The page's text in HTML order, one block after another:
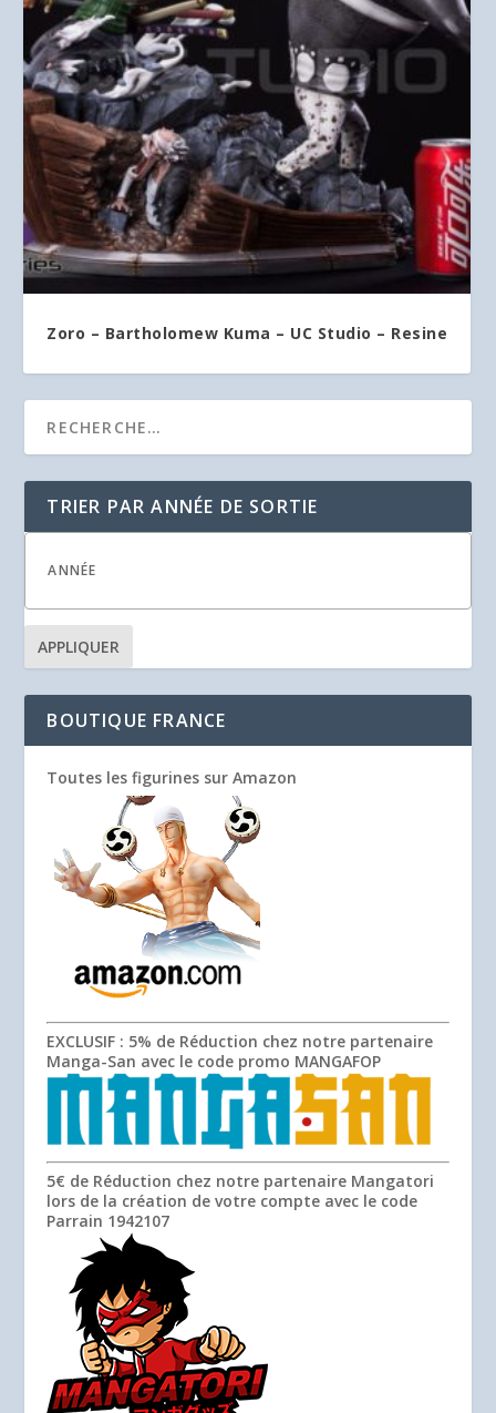
Zoro – Bartholomew Kuma – UC Studio – Resine
TRIER PAR ANNÉE DE SORTIE
APPLIQUER
BOUTIQUE FRANCE
Toutes les figurines sur Amazon
EXCLUSIF : 5% de Réduction chez notre partenaire
Manga-San avec le code promo MANGAFOP
5€ de Réduction chez notre partenaire Mangatori
lors de la création de votre compte avec le code
Parrain 1942107